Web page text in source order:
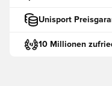
Unisport
10 Millionen